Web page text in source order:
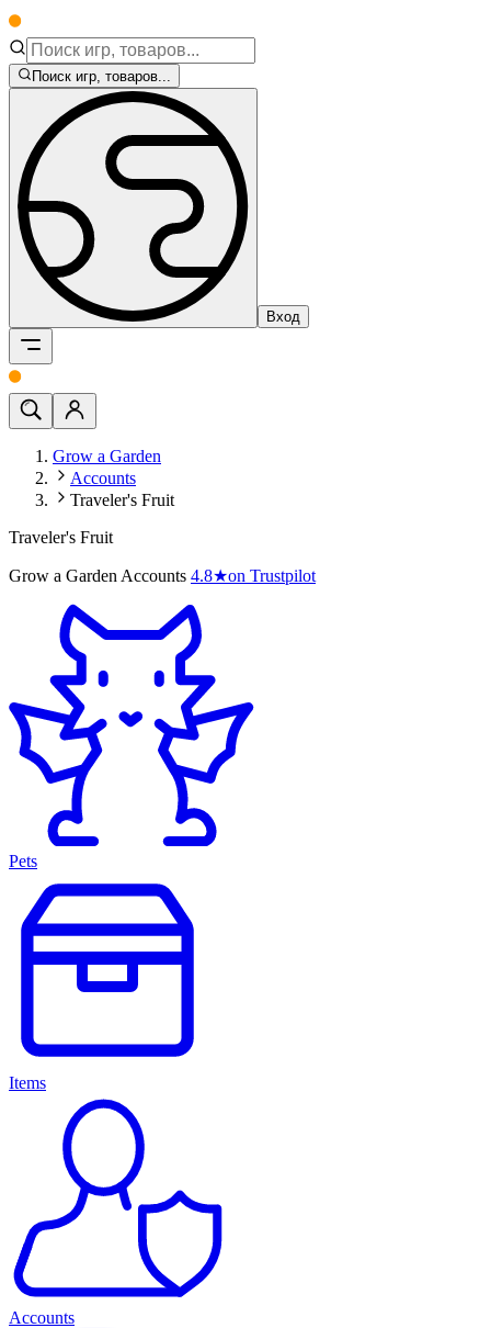
Поиск игр, товаров...
Вход
Grow a Garden
Accounts
Traveler's Fruit
Traveler's Fruit
Grow a Garden Accounts 4.8★on Trustpilot
Pets
Items
Accounts